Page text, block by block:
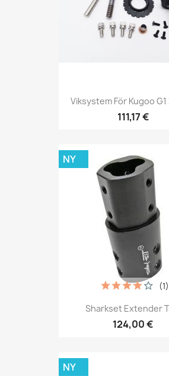
Viksystem För Kugoo
111,17 €
Sharkset Extender
124,00 €
(1)
NY
NY